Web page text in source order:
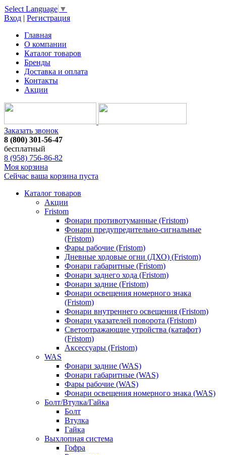
Select Language ▼
Вход | Регистрация
Главная
О компании
Каталог товаров
Бренды
Доставка и оплата
Контакты
Акции
Заказать звонок
8 (800) 301-56-47
бесплатный
8 (958) 756-86-82
Моя корзина
Сейчас ваша корзина пуста
Каталог товаров
Акции
Fristom
Фонари противотуманные (Fristom)
Фонари предупредительно-сигнальные
(Fristom)
Фары рабочие (Fristom)
Дневные ходовые огни (ДХО) (Fristom)
Фонари габаритные (Fristom)
Фонари заднего хода (Fristom)
Фонари задние (Fristom)
Фонари освещения номерного знака
(Fristom)
Фонари внутреннего освещения (Fristom)
Фонари указателей поворота (Fristom)
Светоотражающие утройства (катафот)
(Fristom)
Аксессуары (Fristom)
WAS
Фонари задние (WAS)
Фонари габаритные (WAS)
Фары рабочие (WAS)
Фонари освещения номерного знака (WAS)
Болт/Втулка/Гайка
Болт
Втулка
Гайка
Выхлопная система
Гофра